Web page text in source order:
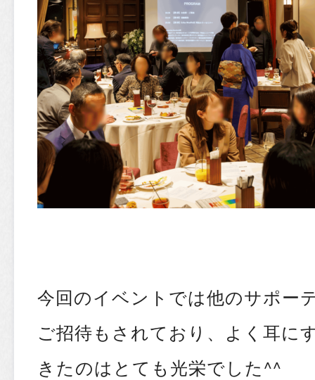
今回のイベントでは他のサポー
ご招待もされており、よく耳に
きたのはとても光栄でした^^